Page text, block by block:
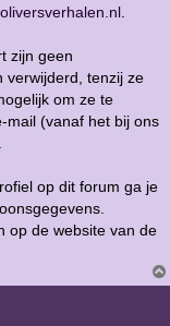
zijn geen
verwijderd, tenzij ze
om ze te
mail (vanaf het bij ons
op dit forum ga je
op de website van de